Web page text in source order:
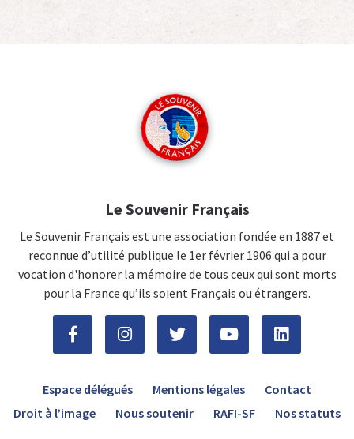
Le Souvenir Français
Le Souvenir Français est une association fondée en 1887 et
reconnue d’utilité publique le 1er février 1906 qui a pour
vocation d'honorer la mémoire de tous ceux qui sont morts
pour la France qu’ils soient Français ou étrangers.
Espace délégués Mentions légales
Contact
Droit à l’image
Nous soutenir RAFI-SF Nos statuts